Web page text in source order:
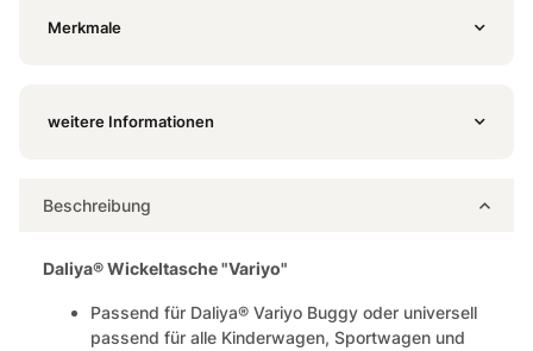
Merkmale
weitere Informationen
Beschreibung
Daliya® Wickeltasche "Variyo"
Passend für Daliya® Variyo Buggy oder universell
passend für alle Kinderwagen, Sportwagen und